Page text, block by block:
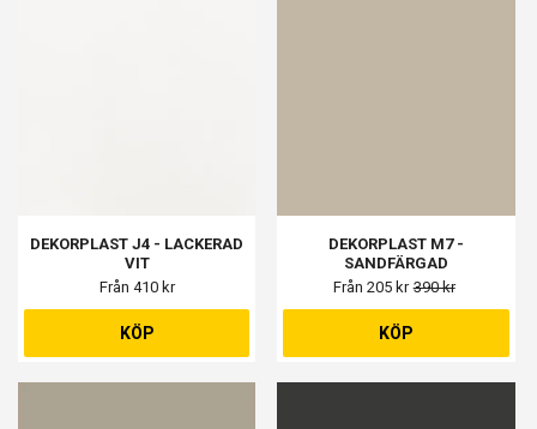
DEKORPLAST J4 - LACKERAD
VIT
Från 410 kr
KÖP
DEKORPLAST M7 -
SANDFÄRGAD
Från 205 kr 390 kr
KÖP